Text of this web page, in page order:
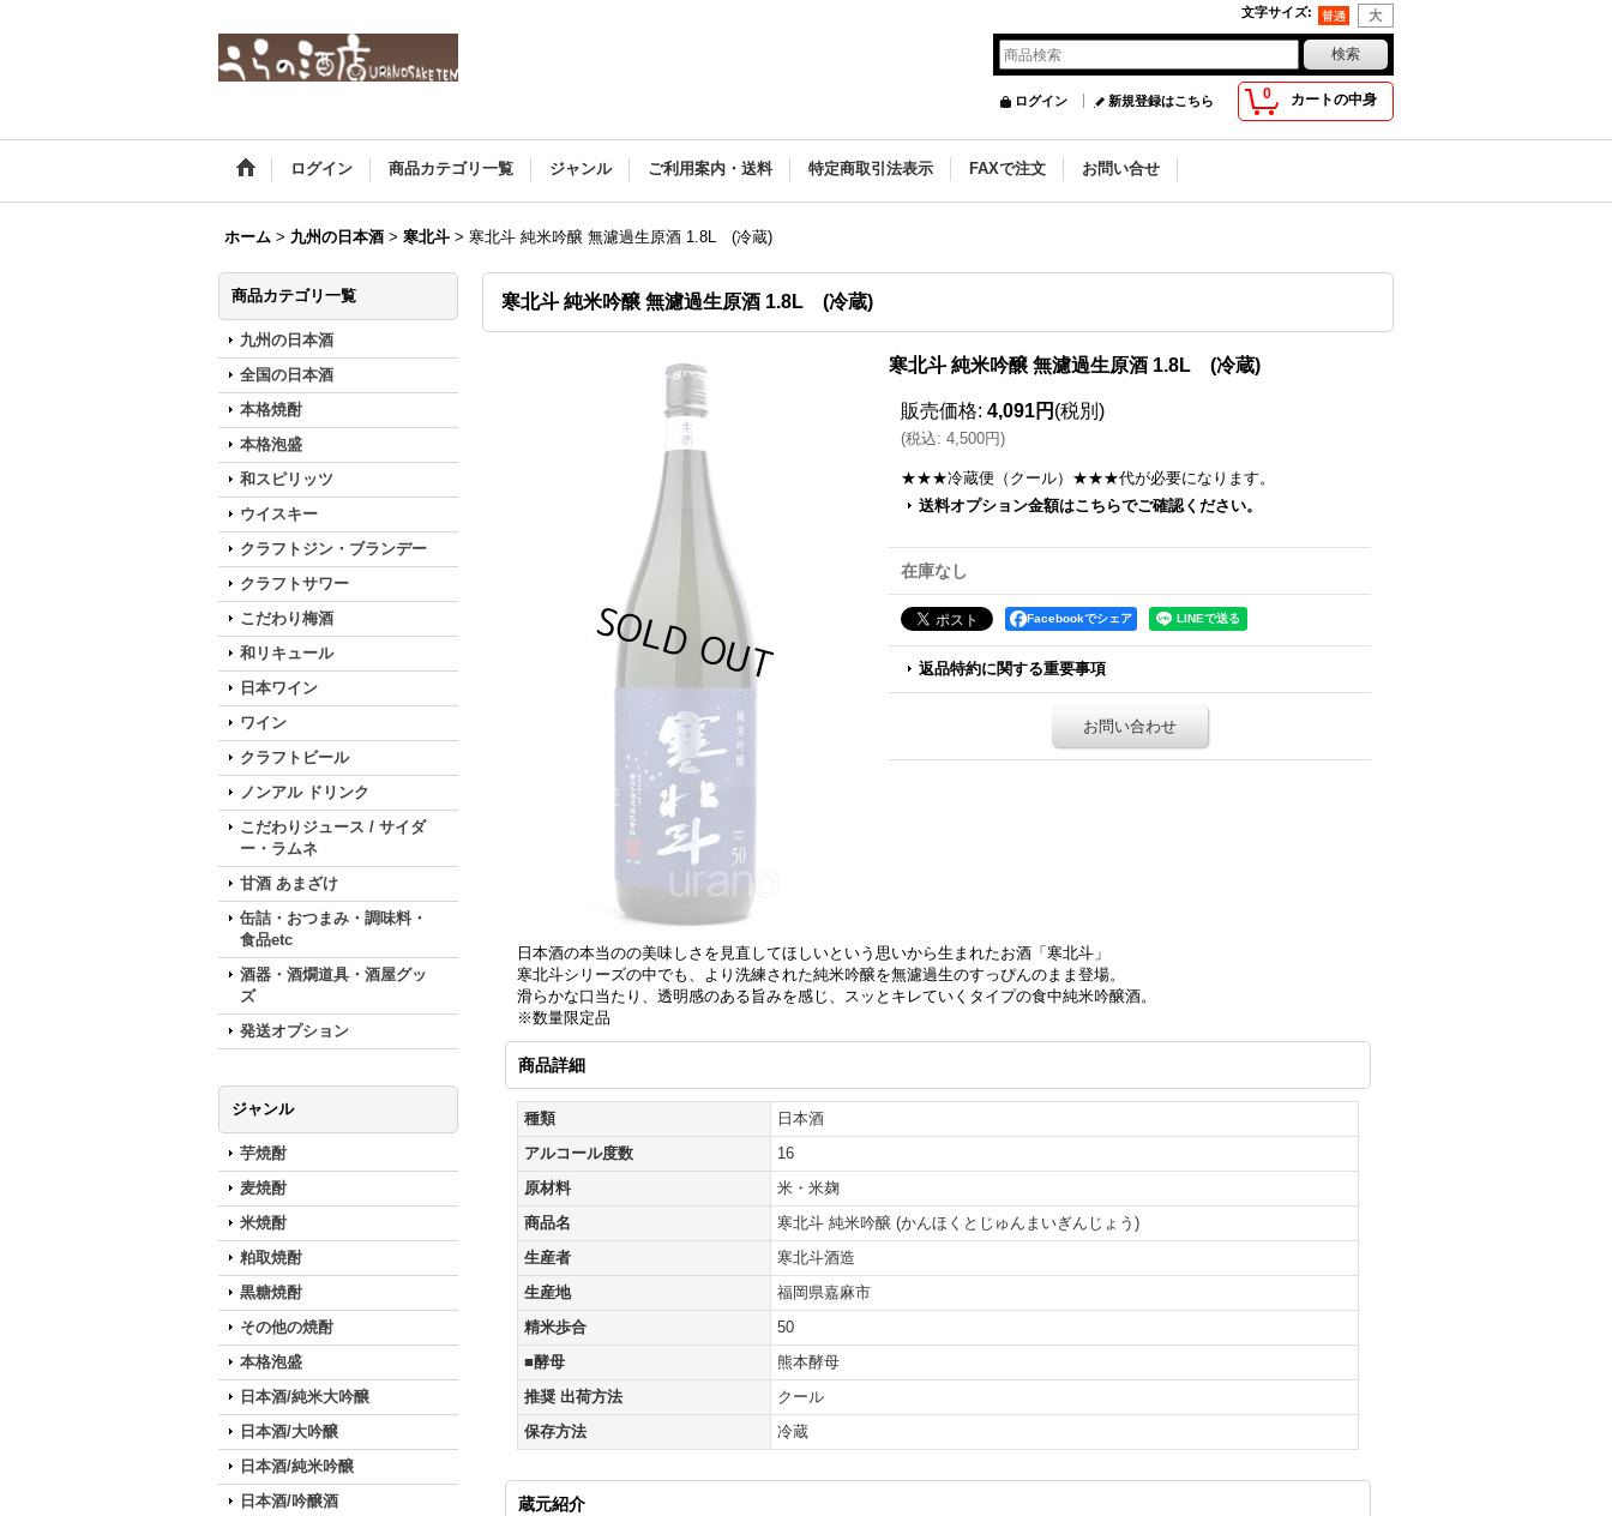
文字サイズ:
0 カートの中身
ログイン 新規登録はこちら
ログイン 商品カテゴリ一覧 ジャンル ご利用案内・送料 特定商取引法表示 FAXで注文 お問い合せ
ホーム > 九州の日本酒 > 寒北斗 > 寒北斗 純米吟醸 無濾過生原酒 1.8L (冷蔵)
商品カテゴリ一覧
九州の日本酒
全国の日本酒
本格焼酎
本格泡盛
和スピリッツ
ウイスキー
クラフトジン・ブランデー
クラフトサワー
こだわり梅酒
和リキュール
日本ワイン
ワイン
クラフトビール
ノンアル ドリンク
こだわりジュース / サイダ
ー・ラムネ
甘酒 あまざけ
缶詰・おつまみ・調味料・
食品etc
酒器・酒燗道具・酒屋グッ
ズ
発送オプション
ジャンル
芋焼酎
麦焼酎
米焼酎
粕取焼酎
黒糖焼酎
その他の焼酎
本格泡盛
日本酒/純米大吟醸
日本酒/大吟醸
日本酒/純米吟醸
日本酒/吟醸酒
寒北斗 純米吟醸 無濾過生原酒 1.8L (冷蔵)
寒北斗 純米吟醸 無濾過生原酒 1.8L (冷蔵)
販売価格: 4,091円 (税別)
(税込: 4,500円)
★★★冷蔵便（クール）★★★代が必要になります。
送料オプション金額はこちらでご確認ください。
在庫なし
Facebookでシェア
返品特約に関する重要事項
お問い合わせ
日本酒の本当のの美味しさを見直してほしいという思いから生まれたお酒「寒北斗」
寒北斗シリーズの中でも、より洗練された純米吟醸を無濾過生のすっぴんのまま登場。
滑らかな口当たり、透明感のある旨みを感じ、スッとキレていくタイプの食中純米吟醸酒。
※数量限定品
商品詳細
種類
日本酒
アルコール度数
16
原材料
米・米麹
商品名
寒北斗 純米吟醸 (かんほくとじゅんまいぎんじょう)
生産者
寒北斗酒造
生産地
福岡県嘉麻市
精米歩合
50
■酵母
熊本酵母
推奨 出荷方法
クール
保存方法
冷蔵
蔵元紹介